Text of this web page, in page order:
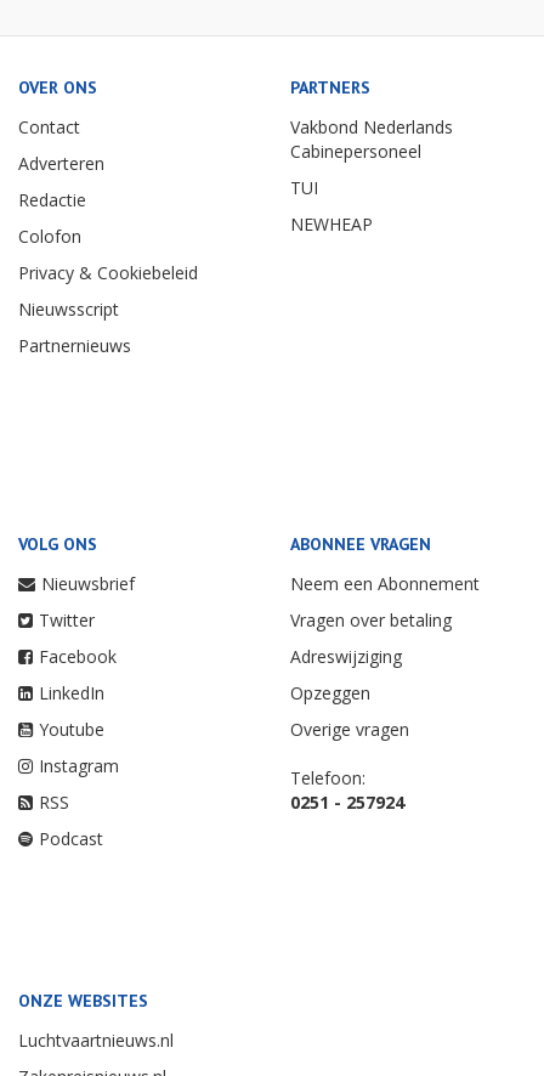
OVER ONS
Contact
Adverteren
Redactie
Colofon
Privacy & Cookiebeleid
Nieuwsscript
Partnernieuws
PARTNERS
Vakbond Nederlands
Cabinepersoneel
TUI
NEWHEAP
VOLG ONS
Nieuwsbrief
Twitter
Facebook
LinkedIn
Youtube
Instagram
RSS
Podcast
ABONNEE VRAGEN
Neem een Abonnement
Vragen over betaling
Adreswijziging
Opzeggen
Overige vragen
Telefoon:
0251 - 257924
ONZE WEBSITES
Luchtvaartnieuws.nl